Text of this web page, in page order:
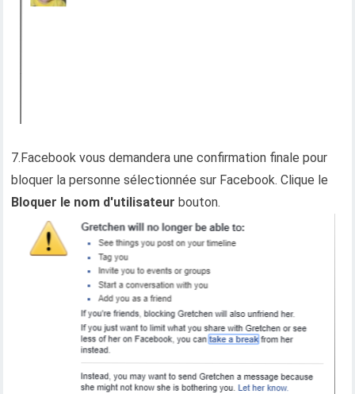
7.Facebook vous demandera une confirmation finale pour
bloquer la personne sélectionnée sur Facebook. Clique le
Bloquer le nom d'utilisateurbouton.